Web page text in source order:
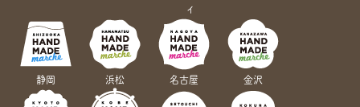
ィ
静岡 浜松 名古屋 金沢